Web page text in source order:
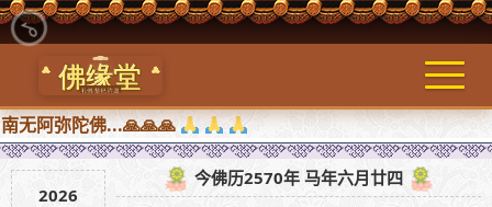
阿弥陀佛...🙏🙏🙏
2026
今佛历2570年 马年六月廿四